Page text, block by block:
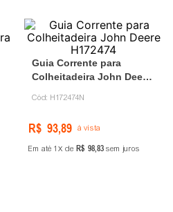
Guia Corrente para
Colheitadeira John Deere
Cód: H172474N
R$ 93,89 à vista
Em até 1 de R$ 98,83 sem juros